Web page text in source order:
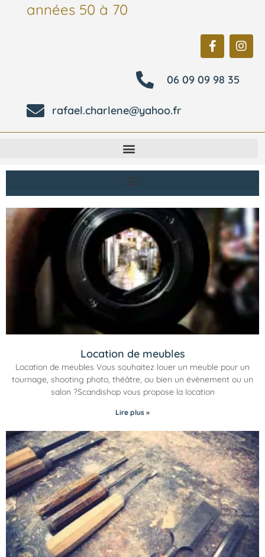
années 50 à 70
06 09 09 98 35
rafael.charlene@yahoo.fr
Location de meubles
Location de meubles Vous souhaitez louer un meuble pour un
tournage, shooting photo, théâtre, ou bien un évènement ou un
salon ?Scandishop vous propose la location
Lire plus »